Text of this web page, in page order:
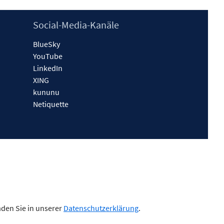
Social-Media-Kanäle
BlueSky
YouTube
LinkedIn
XING
kununu
Netiquette
Sie in unserer Datenschutzerklärung.